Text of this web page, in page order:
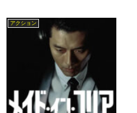
アクション